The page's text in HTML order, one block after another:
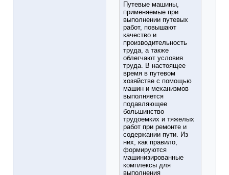
Путевые машины,
применяемые при
выполнении путевых
работ, повышают
качество и
производительность
труда, а также
облегчают условия
труда. В настоящее
время в путевом
хозяйстве с помощью
машин и механизмов
выполняется
подавляющее
большинство
трудоемких и тяжелых
работ при ремонте и
содержании пути. Из
них, как правило,
формируются
машинизированные
комплексы для
выполнения